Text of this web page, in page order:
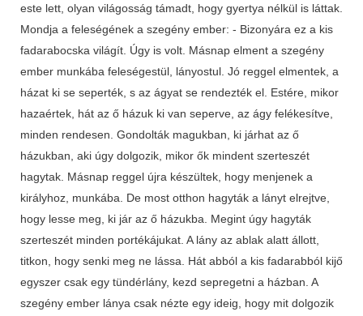
este lett, olyan világosság támadt, hogy gyertya nélkül is láttak.
Mondja a feleségének a szegény ember: - Bizonyára ez a kis
fadarabocska világít. Úgy is volt. Másnap elment a szegény
ember munkába feleségestül, lányostul. Jó reggel elmentek, a
házat ki se seperték, s az ágyat se rendezték el. Estére, mikor
hazaértek, hát az ő házuk ki van seperve, az ágy felékesítve,
minden rendesen. Gondolták magukban, ki járhat az ő
házukban, aki úgy dolgozik, mikor ők mindent szerteszét
hagytak. Másnap reggel újra készültek, hogy menjenek a
királyhoz, munkába. De most otthon hagyták a lányt elrejtve,
hogy lesse meg, ki jár az ő házukba. Megint úgy hagyták
szerteszét minden portékájukat. A lány az ablak alatt állott,
titkon, hogy senki meg ne lássa. Hát abból a kis fadarabból kijő
egyszer csak egy tündérlány, kezd sepregetni a házban. A
szegény ember lánya csak nézte egy ideig, hogy mit dolgozik